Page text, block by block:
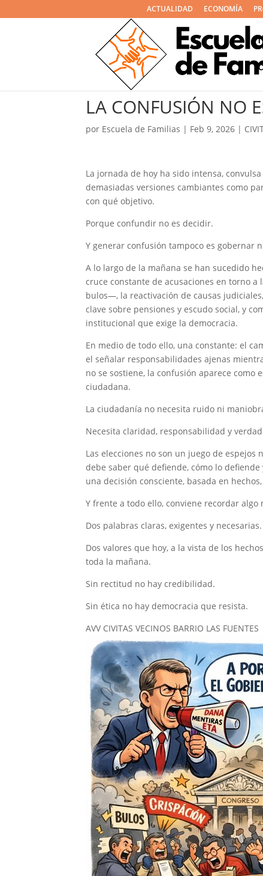
ACTUALIDAD ECONOMÍA
LA CONFUSIÓN NO
por Escuela de Familias | Feb 9, 2026|
La jornada de hoy ha sido intensa,
demasiadas versiones cambiantes como
con qué objetivo.
Porque confundir no es decidir.
Y generar confusión tampoco es gobernar
A lo largo de la mañana se han sucedido
cruce constante de acusaciones en torno
bulos—, la reactivación de causas
clave sobre pensiones y escudo social, y
institucional que exige la democracia.
En medio de todo ello, una constante: el
el señalar responsabilidades ajenas
no se sostiene, la confusión aparece como
ciudadana.
La ciudadanía no necesita ruido ni
Necesita claridad, responsabilidad y
Las elecciones no son un juego de
debe saber qué defiende, cómo lo
una decisión consciente, basada en
Y frente a todo ello, conviene recordar
Dos palabras claras, exigentes y necesarias.
Dos valores que hoy, a la vista de los
toda la mañana.
Sin rectitud no hay credibilidad.
Sin ética no hay democracia que resista.
AVV CIVITAS VECINOS BARRIO LAS FUENTES